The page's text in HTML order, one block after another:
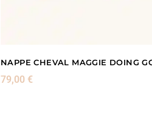
NAPPE CHEVAL MAGGIE DOING
79,00 €